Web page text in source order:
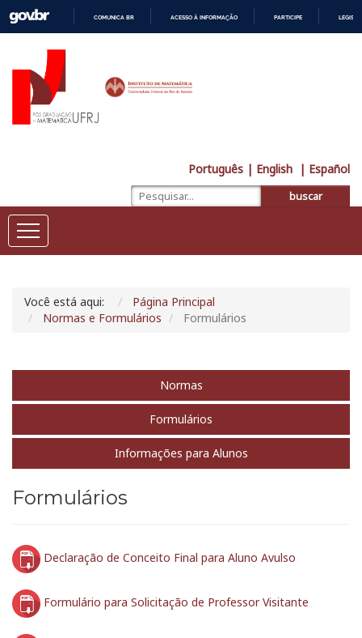
COMUNICA BR ACESSO À INFORMAÇÃO PARTICIPE
Português | English | Español
buscar
Você está aqui:
Página Principal
Normas e Formulários
Formulários
Normas
Formulários
Informações para Alunos
Formulários
Declaração de Conceito Final para Aluno Avulso
Formulário para Solicitação de Professor Visitante